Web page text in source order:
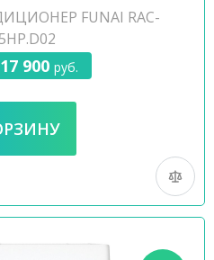
FUNAI RAC-
17 900 руб.